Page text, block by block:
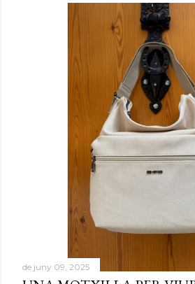
de juny 09, 2025